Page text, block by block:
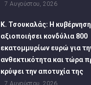
7 Αυγούστου, 2026
Κ. Τσουκαλάς: Η
αξιοποιήσει κονδύλια 800
εκατομμυρίων ευρώ για
ανθεκτικότητα και τώρα
κρύψει την αποτυχία της